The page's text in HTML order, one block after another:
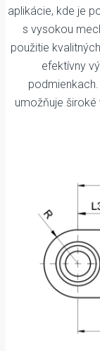
aplikácie, kde je
s vysokou
použitie
efektívny
umožňuje široké